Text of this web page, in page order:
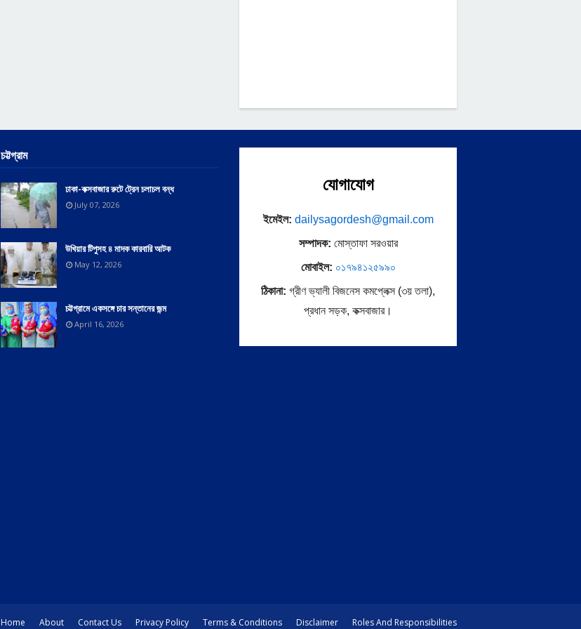
চট্টগ্রাম
ঢাকা-কক্সবাজার রুটে ট্রেন চলাচল বন্ধ
July 07, 2026
উখিয়ার টিপুসহ ৪ মাদক কারবারি আটক
May 12, 2026
চট্টগ্রামে একসঙ্গে চার সন্তানের জন্ম
April 16, 2026
যোগাযোগ
ইমেইল: dailysagordesh@gmail.com
সম্পাদক: মোস্তাফা সরওয়ার
মোবাইল: ০১৭৯৪১২৫৯৯০
ঠিকানা: গ্রীণ ভ্যালী বিজনেস কমপ্লেক্স (৩য় তলা),
প্রধান সড়ক, কক্সবাজার।
Home About Contact Us Privacy Policy Terms & Conditions Disclaimer Roles And Responsibilities